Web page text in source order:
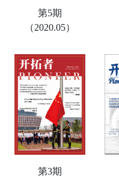
第5期
（2020.05）
第3期